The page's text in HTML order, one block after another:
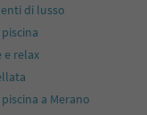
di lusso
e relax
a Merano